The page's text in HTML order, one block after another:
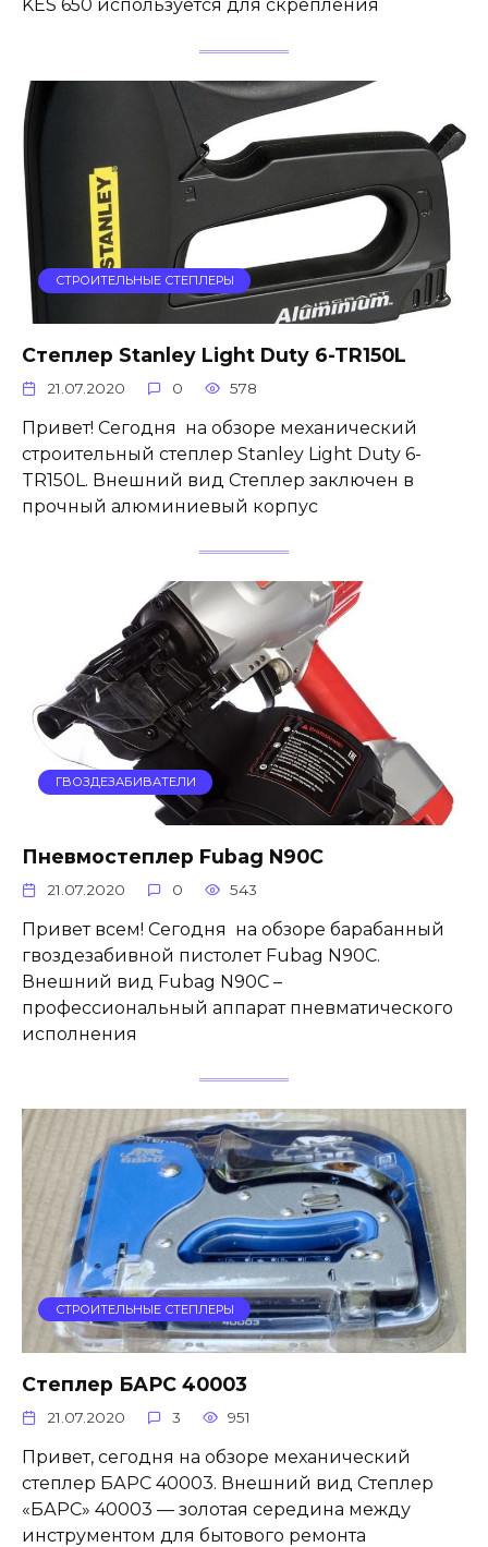
KES 650 используется для скрепления
СТРОИТЕЛЬНЫЕ СТЕПЛЕРЫ
Степлер Stanley Light Duty 6-TR150L
21.07.2020 0 578
Привет! Сегодня на обзоре механический
строительный степлер Stanley Light Duty 6-
TR150L. Внешний вид Степлер заключен в
прочный алюминиевый корпус
ГВОЗДЕЗАБИВАТЕЛИ
Пневмостеплер Fubag N90C
21.07.2020 0 543
Привет всем! Сегодня на обзоре барабанный
гвоздезабивной пистолет Fubag N90C.
Внешний вид Fubag N90C –
профессиональный аппарат пневматического
исполнения
СТРОИТЕЛЬНЫЕ СТЕПЛЕРЫ
Степлер БАРС 40003
21.07.2020 3 951
Привет, сегодня на обзоре механический
степлер БАРС 40003. Внешний вид Степлер
«БАРС» 40003 — золотая середина между
инструментом для бытового ремонта